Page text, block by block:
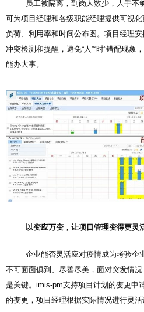
员工被隔离，到岗人数少，人手不
可为项目经理和各级职能经理提供可视
负荷、利用率和时间公布图。项目经理
冲突检测和提醒，避免“人”“时”错配现象
能办大事。
以变应万变，让项目管理变得更灵
企业能否灵活应对疫情成为考验企
不可面面俱到、尽善尽美，面对突发情
是关键。imis-pm支持项目计划的变更申
的变更，项目经理根据实际情况进行灵活